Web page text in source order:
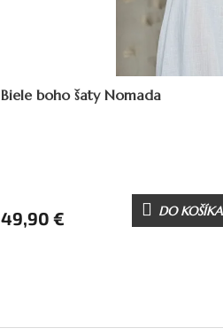
Biele boho šaty Nomada
49,90 € DO KOŠÍKA